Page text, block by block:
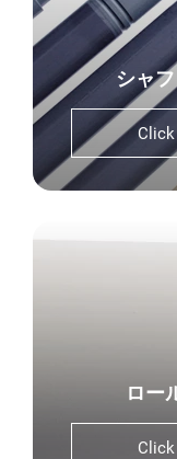
シャ
ロー